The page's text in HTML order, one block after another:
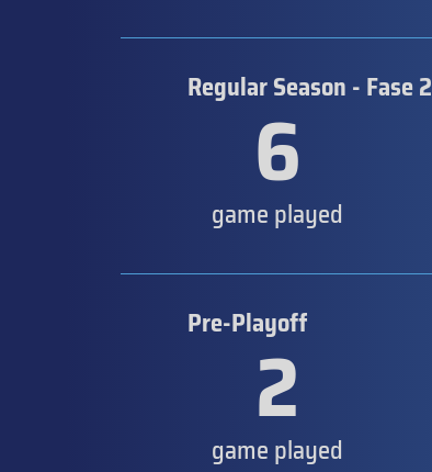
Regular Season - Fase 2
6
game played
Pre-Playoff
2
game played